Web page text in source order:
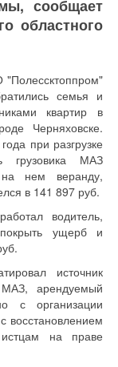
сообщает
областного
семья и
квартир в
Черняховске.
при разгрузке
грузовика МАЗ
нем веранду,
в 141 897 руб.
водитель,
ущерб и
источник
арендуемый
с организации
восстановлением
на праве